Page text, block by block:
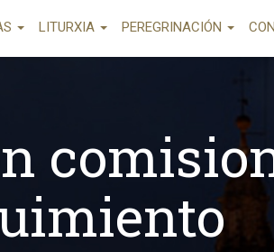
LITURXIA PEREGRINACIÓN